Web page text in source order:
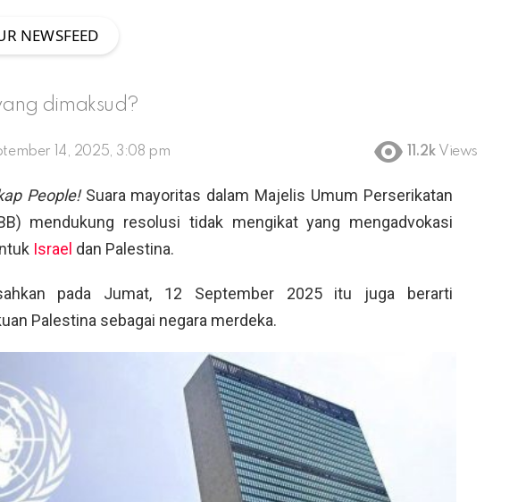
NEWSFEED
dimaksud?
14, 2025, 3:08 pm 11.2k Views
People!Suara mayoritas dalam Majelis Umum Perserikatan
mendukung resolusi tidak mengikat yang mengadvokasi
Israel dan Palestina.
pada Jumat, 12 September 2025 itu juga berarti
Palestina sebagai negara merdeka.